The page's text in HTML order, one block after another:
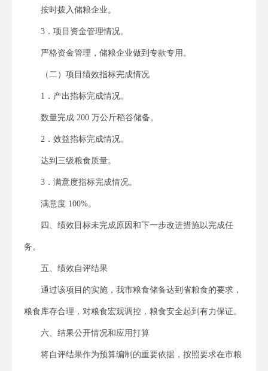
按时拨入储粮企业。
3．项目资金管理情况。
严格资金管理，储粮企业做到专款专用。
（二）项目绩效指标完成情况
1．产出指标完成情况。
数量完成 200 万公斤稻谷储备。
2．效益指标完成情况。
达到三级粮食质量。
3．满意度指标完成情况。
满意度 100%。
四、绩效目标未完成原因和下一步改进措施以完成任
务。
五、绩效自评结果
通过该项目的实施，我市粮食储备达到省粮食的要求，
粮食库存合理，对粮食宏观调控，粮食安全起到有力保证。
六、结果公开情况和应用打算
将自评结果作为预算编制的重要依据，按照要求在市粮